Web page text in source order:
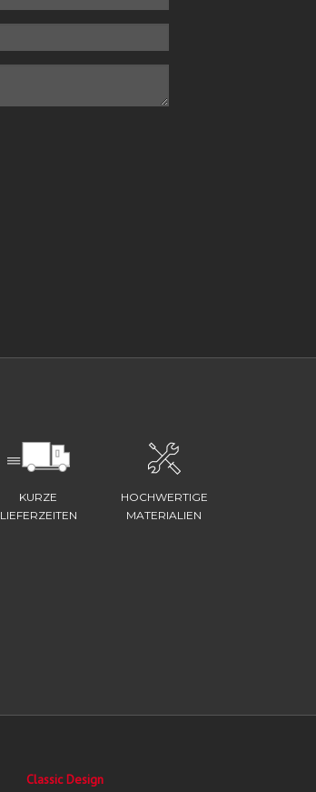
KURZE
LIEFERZEITEN
HOCHWERTIGE
MATERIALIEN
Classic Design